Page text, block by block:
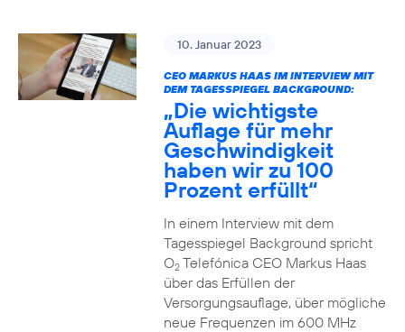
10. Januar 2023
CEO MARKUS HAAS IM INTERVIEW MIT
DEM TAGESSPIEGEL BACKGROUND:
„Die wichtigste
Auflage für mehr
Geschwindigkeit
haben wir zu 100
Prozent erfüllt“
In einem Interview mit dem
Tagesspiegel Background spricht
O2Telefónica CEO Markus Haas
über das Erfüllen der
Versorgungsauflage, über mögliche
neue Frequenzen im 600 MHz